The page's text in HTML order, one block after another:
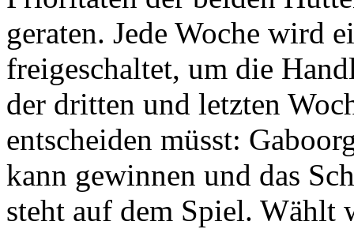
geraten. Jede Woche wird
freigeschaltet, um die
der dritten und letzten
entscheiden müsst:
kann gewinnen und das
steht auf dem Spiel. Wählt